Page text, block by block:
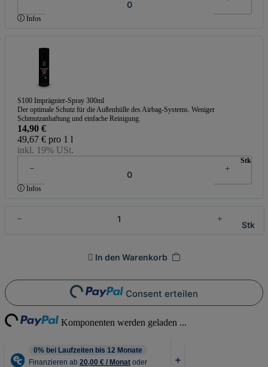
Infos
S100 Imprägnier-Spray 300ml
Der optimale Schutz für die Außenhülle des Airbag-Systems. Weniger
Schmutzanhaftung und einfache Reinigung.
14,90 €
49,67 € pro 1 l
inkl. 19% USt.
Stk
Infos
Stk
In den Warenkorb
Loading... Consent erteilen
Loading... Komponenten werden geladen ...